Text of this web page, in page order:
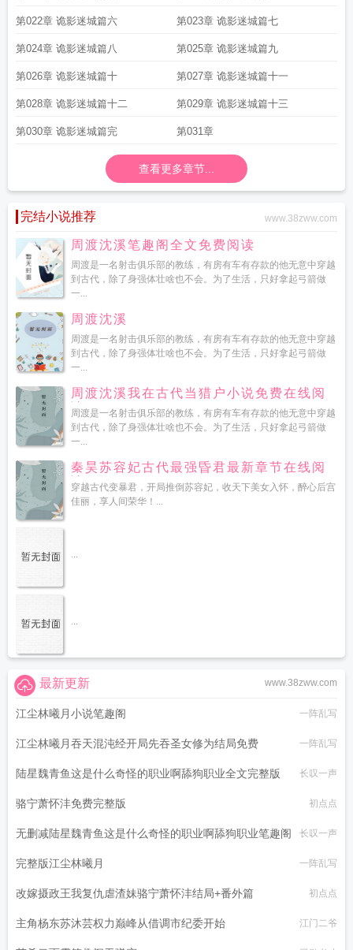
第022章 诡影迷城篇六 第023章 诡影迷城篇七
第024章 诡影迷城篇八 第025章 诡影迷城篇九
第026章 诡影迷城篇十 第027章 诡影迷城篇十一
第028章 诡影迷城篇十二 第029章 诡影迷城篇十三
第030章 诡影迷城篇完 第031章
查看更多章节...
完结小说推荐 www.38zww.com
周渡沈溪笔趣阁全文免费阅读
周渡是一名射击俱乐部的教练，有房有车有存款的他无意中穿越
到古代，除了身强体壮啥也不会。为了生活，只好拿起弓箭做
一...
周渡沈溪
周渡是一名射击俱乐部的教练，有房有车有存款的他无意中穿越
到古代，除了身强体壮啥也不会。为了生活，只好拿起弓箭做
一...
周渡沈溪我在古代当猎户小说免费在线阅
读
周渡是一名射击俱乐部的教练，有房有车有存款的他无意中穿越
到古代，除了身强体壮啥也不会。为了生活，只好拿起弓箭做
一...
秦昊苏容妃古代最强昏君最新章节在线阅
读
穿越古代变暴君，开局推倒苏容妃，收天下美女入怀，醉心后宫
佳丽，享人间荣华！...
...
...
www.38zww.com
最新更新
江尘林曦月小说笔趣阁 一阵乱写
江尘林曦月吞天混沌经开局先吞圣女修为结局免费 一阵乱写
陆星魏青鱼这是什么奇怪的职业啊舔狗职业全文完整版 长叹一声
骆宁萧怀沣免费完整版 初点点
无删减陆星魏青鱼这是什么奇怪的职业啊舔狗职业笔趣阁 长叹一声
完整版江尘林曦月 一阵乱写
改嫁摄政王我复仇虐渣妹骆宁萧怀沣结局+番外篇 初点点
主角杨东苏沐芸权力巅峰从借调市纪委开始 江门二爷